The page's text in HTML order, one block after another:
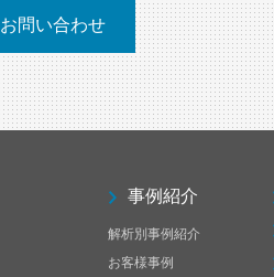
お問い合わせ
事例紹介
解析別事例紹介
お客様事例